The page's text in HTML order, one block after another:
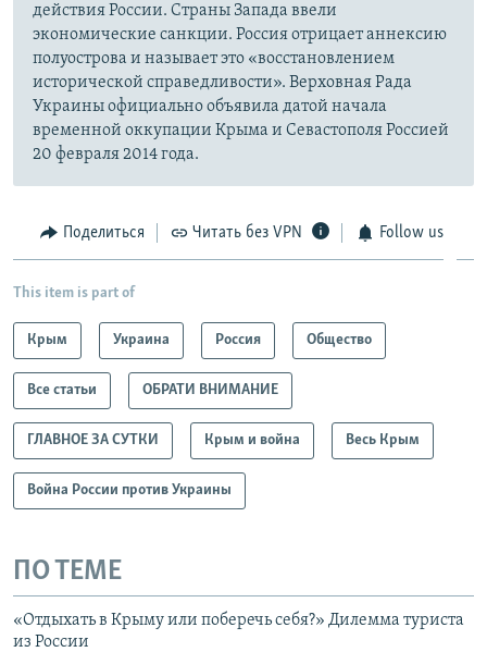
действия России. Страны Запада ввели
экономические санкции. Россия отрицает аннексию
полуострова и называет это «восстановлением
исторической справедливости». Верховная Рада
Украины официально объявила датой начала
временной оккупации Крыма и Севастополя Россией
20 февраля 2014 года.
Поделиться Читать без VPN Follow us
This item is part of
Крым Украина Россия Общество
Все статьи ОБРАТИ ВНИМАНИЕ
ГЛАВНОЕ ЗА СУТКИ Крым и война Весь Крым
Война России против Украины
ПО ТЕМЕ
«Отдыхать в Крыму или поберечь себя?» Дилемма туриста
из России